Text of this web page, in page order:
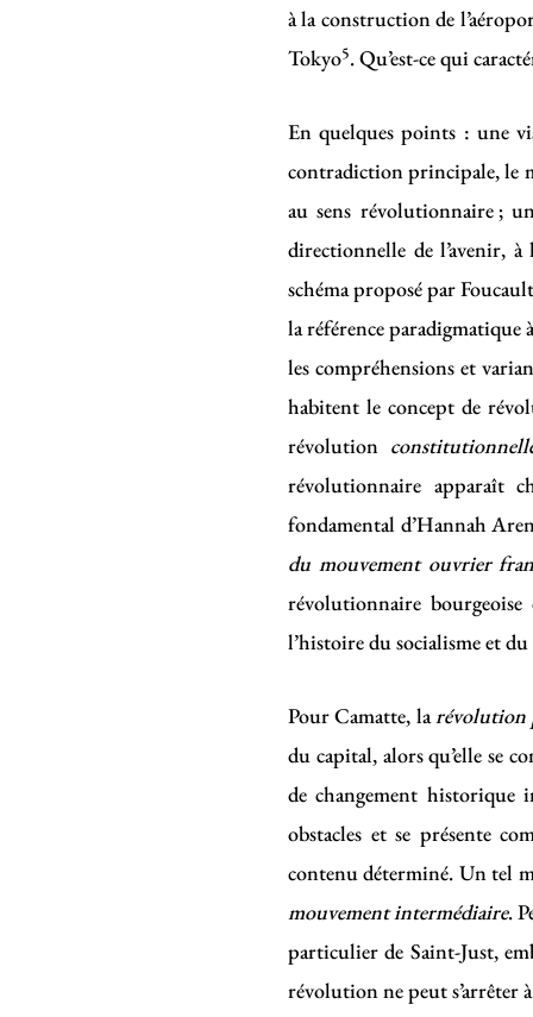
à la construction de
Tokyo5. Qu’est-ce qui
En quelques points : une
contradiction principale, le
au sens révolutionnaire ;
directionnelle de l’avenir,
schéma proposé par
la référence paradigmatique
les compréhensions et
habitent le concept de
révolution
révolutionnaire apparaît
fondamental d’Hannah
du mouvement ouvrier
révolutionnaire
l’histoire du socialisme et
Pour Camatte, larévolution
du capital, alors qu’elle se
de changement
obstacles et se présente
contenu déterminé. Un tel
mouvement intermédiaire.
particulier de Saint-Just,
révolution ne peut s’arrêter